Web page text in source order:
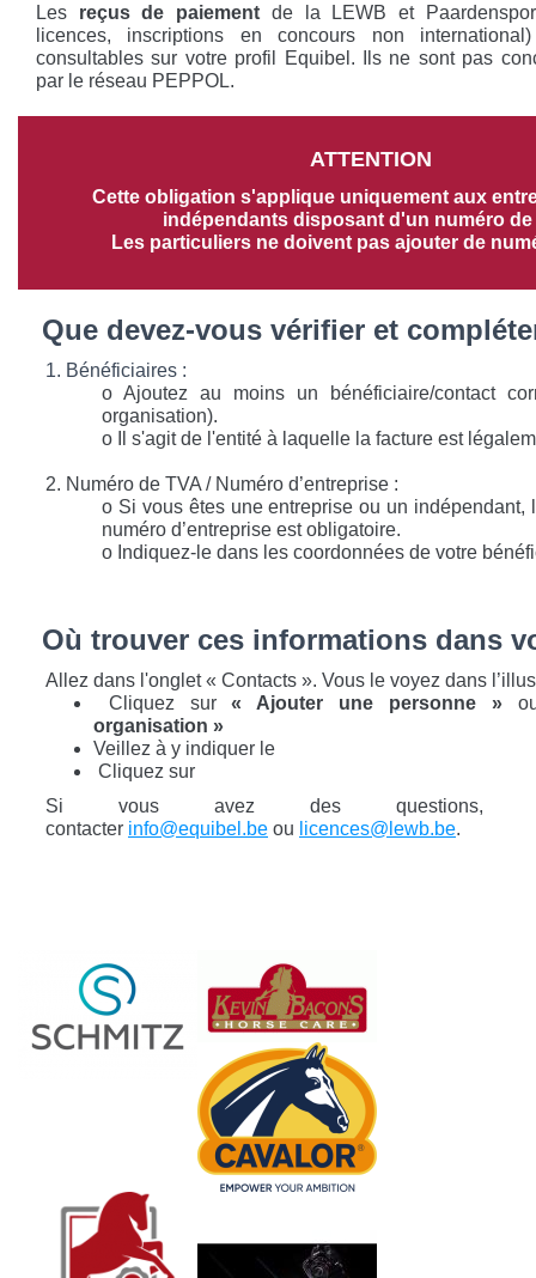
Les reçus de paiement de la LEWB et
licences, inscriptions en concours non
consultables sur votre profil Equibel. Ils ne sont pas
par le réseau PEPPOL.
ATTENTION
Cette obligation s'applique uniquement aux
indépendants disposant d'un numéro de
Les particuliers ne doivent pas ajouter de
Que devez-vous vérifier et
1. Bénéficiaires :
o Ajoutez au moins un bénéficiaire/contact
organisation).
o Il s'agit de l'entité à laquelle la facture est
2. Numéro de TVA / Numéro d’entreprise :
o Si vous êtes une entreprise ou un indépendant,
numéro d’entreprise est obligatoire.
o Indiquez-le dans les coordonnées de votre
Où trouver ces informations dans
Allez dans l'onglet « Contacts ». Vous le voyez dans
Cliquez sur
« Ajouter une personne »
organisation »
Veillez à y indiquer le
Cliquez sur
Si vous avez des questions,
contacter info@equibel.be ou licences@lewb.be.